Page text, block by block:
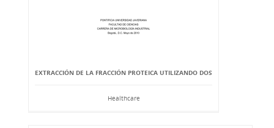
EXTRACCIÓN DE LA FRACCIÓN PROTEICA UTILIZANDO DOS
Healthcare